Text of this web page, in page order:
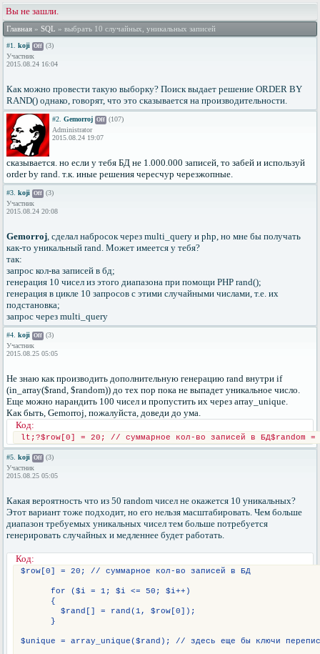
Вы не зашли.
Главная » SQL » выбрать 10 случайных, уникальных записей
#1. koji Off (3)
Участник
2015.08.24 16:04
Как можно провести такую выборку? Поиск выдает решение ORDER BY
RAND() однако, говорят, что это сказывается на производительности.
#2. Gemorroj Off (107)
Administrator
2015.08.24 19:07
сказывается. но если у тебя БД не 1.000.000 записей, то забей и используй
order by rand. т.к. иные решения чересчур черезжопные.
#3. koji Off (3)
Участник
2015.08.24 20:08
Gemorroj, сделал набросок через multi_query и php, но мне бы получать
как-то уникальный rand. Может имеется у тебя?
так:
запрос кол-ва записей в бд;
генерация 10 чисел из этого диапазона при помощи PHP rand();
генерация в цикле 10 запросов с этими случайными числами, т.е. их
подстановка;
запрос через multi_query
#4. koji Off (3)
Участник
2015.08.25 05:05
Не знаю как производить дополнительную генерацию rand внутри if
(in_array($rand, $random)) до тех пор пока не выпадет уникальное число.
Еще можно нарандить 100 чисел и пропустить их через array_unique.
Как быть, Gemorroj, пожалуйста, доведи до ума.
Код:
lt;?$row[0] = 20; // суммарное кол-во записей в
#5. koji Off (3)
Участник
2015.08.25 05:05
Какая вероятность что из 50 random чисел не окажется 10 уникальных?
Этот вариант тоже подходит, но его нельзя масштабировать. Чем больше
диапазон требуемых уникальных чисел тем больше потребуется
генерировать случайных и медленнее будет работать.
Код:
$row[0] = 20; // суммарное кол-во записей в БД
      for ($i = 1; $i <= 50; $i++)
      {
        $rand[] = rand(1, $row[0]);
      }
$unique = array_unique($rand); // здесь еще бы ключи